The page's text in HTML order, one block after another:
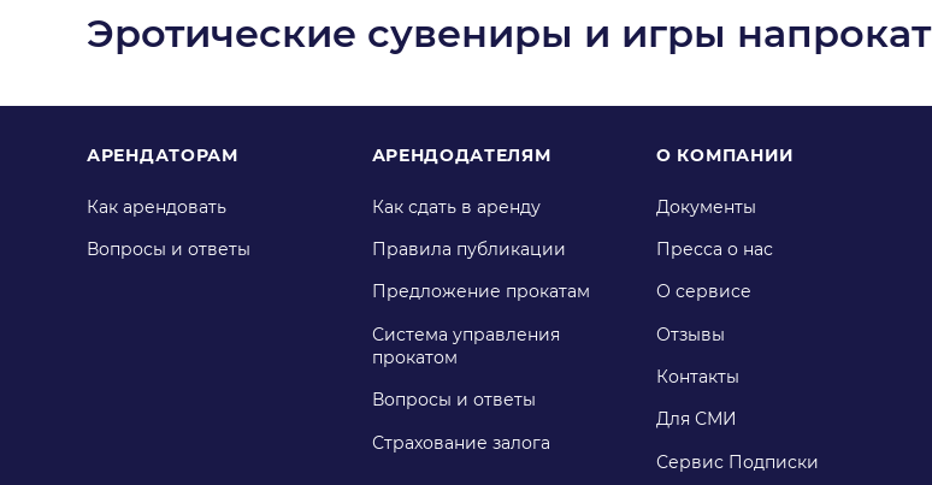
Эротические сувениры и игры напрокат
АРЕНДАТОРАМ
Как арендовать
Вопросы и ответы
АРЕНДОДАТЕЛЯМ
Как сдать в аренду
Правила публикации
Предложение прокатам
Система управления
прокатом
Вопросы и ответы
Страхование залога
О КОМПАНИИ
Документы
Пресса о нас
О сервисе
Отзывы
Контакты
Для СМИ
Сервис Подписки